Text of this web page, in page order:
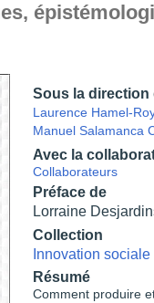
Sous la direction
Laurence Hamel-
Manuel Salamanca
Avec la
Collaborateurs
Préface de
Lorraine
Collection
Innovation sociale
Résumé
Comment produire